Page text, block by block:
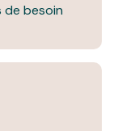
de besoin